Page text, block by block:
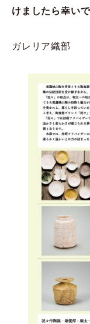
けましたら幸いで
ガレリア織部